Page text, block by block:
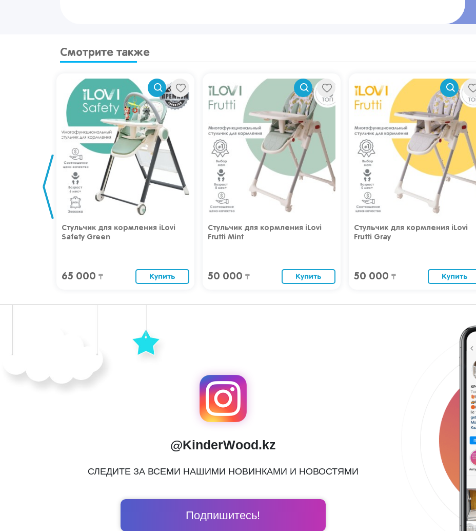
Смотрите также
Стульчик для кормления iLovi
Safety Green
65 000 ₸ Купить
Стульчик для кормления iLovi
Frutti Mint
50 000 ₸ Купить
Стульчик для кормления iLovi
Frutti Gray
50 000 ₸ Купить
@KinderWood.kz
СЛЕДИТЕ ЗА ВСЕМИ НАШИМИ НОВИНКАМИ И НОВОСТЯМИ
Подпишитесь!